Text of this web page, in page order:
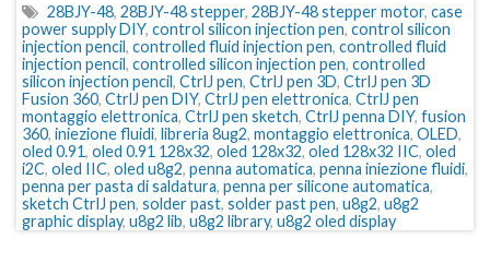
28BJY-48, 28BJY-48 stepper, 28BJY-48 stepper motor, case
power supply DIY, control silicon injection pen, control silicon
injection pencil, controlled fluid injection pen, controlled fluid
injection pencil, controlled silicon injection pen, controlled
silicon injection pencil, CtrlJ pen, CtrlJ pen 3D, CtrlJ pen 3D
Fusion 360, CtrlJ pen DIY, CtrlJ pen elettronica, CtrlJ pen
montaggio elettronica, CtrlJ pen sketch, CtrlJ penna DIY, fusion
360, iniezione fluidi, libreria 8ug2, montaggio elettronica, OLED,
oled 0.91, oled 0.91 128x32, oled 128x32, oled 128x32 IIC, oled
i2C, oled IIC, oled u8g2, penna automatica, penna iniezione fluidi,
penna per pasta di saldatura, penna per silicone automatica,
sketch CtrlJ pen, solder past, solder past pen, u8g2, u8g2
graphic display, u8g2 lib, u8g2 library, u8g2 oled display